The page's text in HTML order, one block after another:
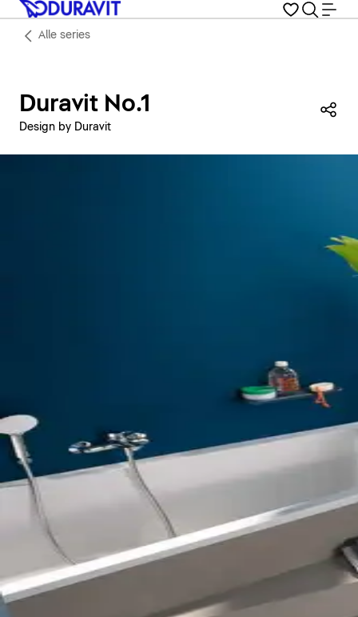
Alle series
Duravit No.1
Design by Duravit